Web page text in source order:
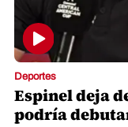
Deportes
Espinel deja
podría